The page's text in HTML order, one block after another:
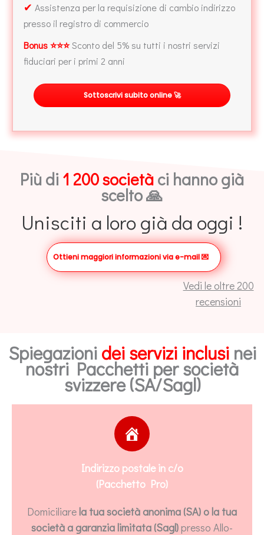
✔ Assistenza per la requisizione di cambio indirizzo
presso il registro di commercio
Bonus ⭐⭐⭐Sconto del 5% su tutti i nostri servizi
fiduciari per i primi 2 anni
Sottoscrivi subito online 🚀
Più di 1 200 societàci hanno già
scelto 🙏
Unisciti a loro già da oggi !
Ottieni maggiori informazioni via e-mail💌
Vedi le oltre 200
recensioni
Spiegazioni dei servizi inclusi nei
nostri Pacchetti per società
svizzere (SA/Sagl)
Indirizzo postale in c/o
(Pacchetto Pro)
Domiciliarela tua società anonima (SA) o la tua
società a garanzia limitata (Sagl)presso Allo-